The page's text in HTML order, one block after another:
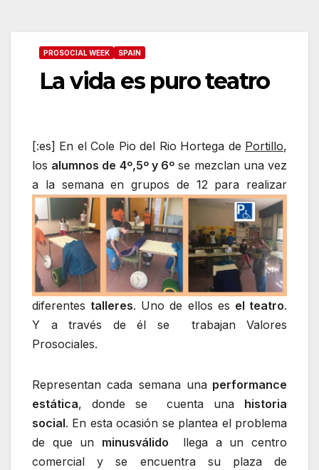
PROSOCIAL WEEK SPAIN
La vida es puro teatro
[:es] En el Cole Pio del Rio Hortega de Portillo,
los alumnos de 4º,5º y 6º se mezclan una vez
a la semana en grupos de 12 para realizar
diferentes talleres. Uno de ellos es el teatro.
Y a través de él se trabajan Valores
Prosociales.
Representan cada semana unaperformance
estática, donde se cuenta una historia
social. En esta ocasión se plantea el problema
de que un minusválido
llega a un centro
comercial y se encuentra su plaza de